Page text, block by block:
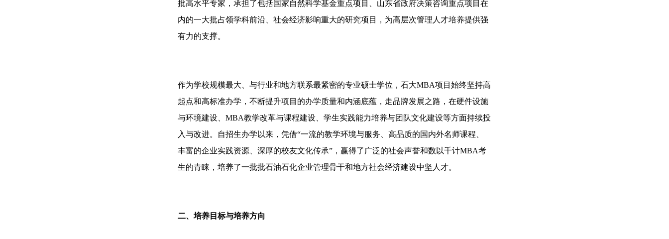
批高水平专家，承担了包括国家自然科学基金重点项目、山东省政府决策咨询重点项目在
内的一大批占领学科前沿、社会经济影响重大的研究项目，为高层次管理人才培养提供强
有力的支撑。
作为学校规模最大、与行业和地方联系最紧密的专业硕士学位，石大MBA项目始终坚持高
起点和高标准办学，不断提升项目的办学质量和内涵底蕴，走品牌发展之路，在硬件设施
与环境建设、MBA教学改革与课程建设、学生实践能力培养与团队文化建设等方面持续投
入与改进。自招生办学以来，凭借“一流的教学环境与服务、高品质的国内外名师课程、
丰富的企业实践资源、深厚的校友文化传承”，赢得了广泛的社会声誉和数以千计MBA考
生的青睐，培养了一批批石油石化企业管理骨干和地方社会经济建设中坚人才。
二、培养目标与培养方向